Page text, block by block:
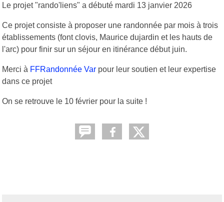
Le projet "rando'liens" a débuté mardi 13 janvier 2026
Ce projet consiste à proposer une randonnée par mois à trois
établissements (font clovis, Maurice dujardin et les hauts de
l'arc) pour finir sur un séjour en itinérance début juin.
Merci à FFRandonnée Var pour leur soutien et leur expertise
dans ce projet
On se retrouve le 10 février pour la suite !